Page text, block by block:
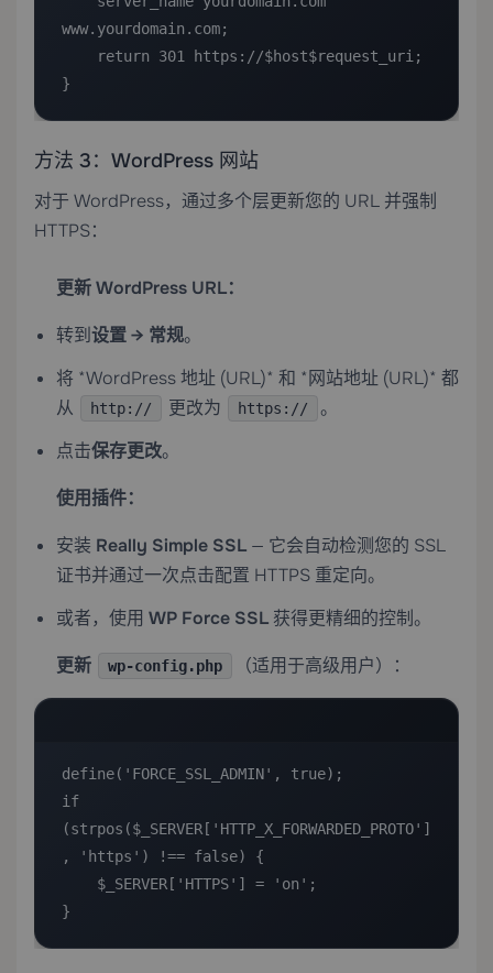
www.yourdomain.com;
}
方法 3：WordPress 网站
对于 WordPress，通过多个层更新您的 URL 并强制
HTTPS：
更新 WordPress URL：
转到设置 → 常规。
将 *WordPress 地址 (URL)* 和 *网站地址 (URL)* 都
从
http:// 更改为 https://
。
点击保存更改。
使用插件：
安装 Really Simple SSL — 它会自动检测您的 SSL
证书并通过一次点击配置 HTTPS 重定向。
或者，使用 WP Force SSL 获得更精细的控制。
更新 wp-config.php （适用于高级用户）：
define('FORCE_SSL_ADMIN', true);
if
(strpos($_SERVER['HTTP_X_FORWARDED_PROTO']
, 'https') !== false) {
}